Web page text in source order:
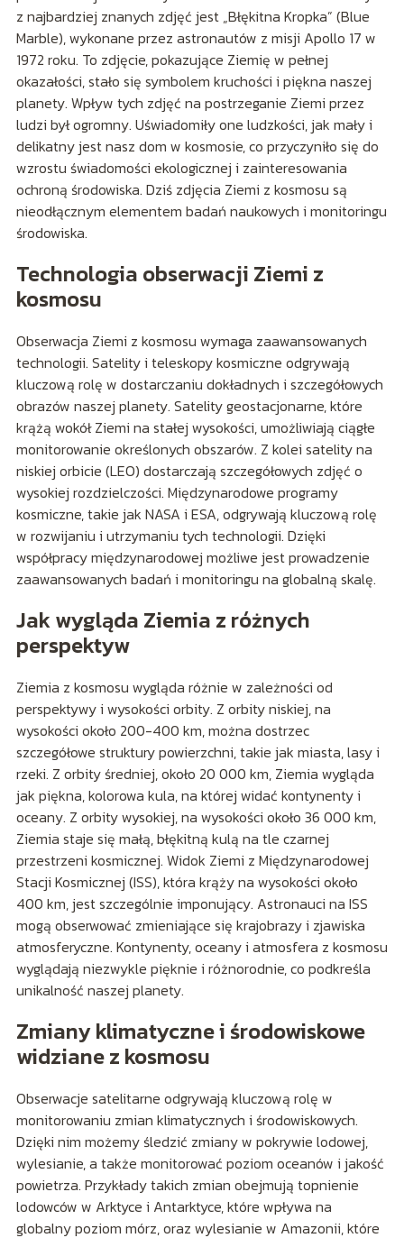
z najbardziej znanych zdjęć jest „Błękitna Kropka” (Blue
Marble), wykonane przez astronautów z misji Apollo 17 w
1972 roku. To zdjęcie, pokazujące Ziemię w pełnej
okazałości, stało się symbolem kruchości i piękna naszej
planety. Wpływ tych zdjęć na postrzeganie Ziemi przez
ludzi był ogromny. Uświadomiły one ludzkości, jak mały i
delikatny jest nasz dom w kosmosie, co przyczyniło się do
wzrostu świadomości ekologicznej i zainteresowania
ochroną środowiska. Dziś zdjęcia Ziemi z kosmosu są
nieodłącznym elementem badań naukowych i monitoringu
środowiska.
Technologia obserwacji Ziemi z
kosmosu
Obserwacja Ziemi z kosmosu wymaga zaawansowanych
technologii. Satelity i teleskopy kosmiczne odgrywają
kluczową rolę w dostarczaniu dokładnych i szczegółowych
obrazów naszej planety. Satelity geostacjonarne, które
krążą wokół Ziemi na stałej wysokości, umożliwiają ciągłe
monitorowanie określonych obszarów. Z kolei satelity na
niskiej orbicie (LEO) dostarczają szczegółowych zdjęć o
wysokiej rozdzielczości. Międzynarodowe programy
kosmiczne, takie jak NASA i ESA, odgrywają kluczową rolę
w rozwijaniu i utrzymaniu tych technologii. Dzięki
współpracy międzynarodowej możliwe jest prowadzenie
zaawansowanych badań i monitoringu na globalną skalę.
Jak wygląda Ziemia z różnych
perspektyw
Ziemia z kosmosu wygląda różnie w zależności od
perspektywy i wysokości orbity. Z orbity niskiej, na
wysokości około 200-400 km, można dostrzec
szczegółowe struktury powierzchni, takie jak miasta, lasy i
rzeki. Z orbity średniej, około 20 000 km, Ziemia wygląda
jak piękna, kolorowa kula, na której widać kontynenty i
oceany. Z orbity wysokiej, na wysokości około 36 000 km,
Ziemia staje się małą, błękitną kulą na tle czarnej
przestrzeni kosmicznej. Widok Ziemi z Międzynarodowej
Stacji Kosmicznej (ISS), która krąży na wysokości około
400 km, jest szczególnie imponujący. Astronauci na ISS
mogą obserwować zmieniające się krajobrazy i zjawiska
atmosferyczne. Kontynenty, oceany i atmosfera z kosmosu
wyglądają niezwykle pięknie i różnorodnie, co podkreśla
unikalność naszej planety.
Zmiany klimatyczne i środowiskowe
widziane z kosmosu
Obserwacje satelitarne odgrywają kluczową rolę w
monitorowaniu zmian klimatycznych i środowiskowych.
Dzięki nim możemy śledzić zmiany w pokrywie lodowej,
wylesianie, a także monitorować poziom oceanów i jakość
powietrza. Przykłady takich zmian obejmują topnienie
lodowców w Arktyce i Antarktyce, które wpływa na
globalny poziom mórz, oraz wylesianie w Amazonii, które